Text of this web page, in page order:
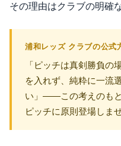
その理由はクラブの明確
浦和レッズ クラブの公式
「ピッチは真剣勝負の
を入れず、純粋に一流
い」——この考えのも
ピッチに原則登場しませ